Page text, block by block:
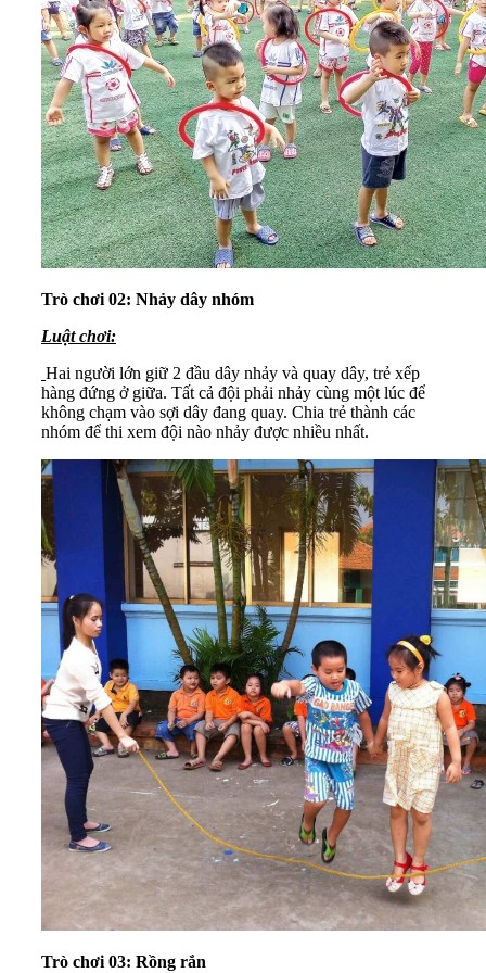
Trò chơi 02: Nhảy dây nhóm
Luật chơi:
Hai người lớn giữ 2 đầu dây nhảy và quay dây, trẻ xếp
hàng đứng ở giữa. Tất cả đội phải nhảy cùng một lúc để
không chạm vào sợi dây đang quay. Chia trẻ thành các
nhóm để thi xem đội nào nhảy được nhiều nhất.
Trò chơi 03: Rồng rắn